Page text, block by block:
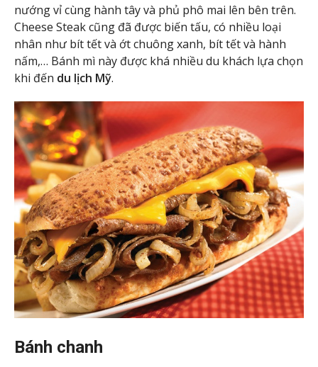
nướng vỉ cùng hành tây và phủ phô mai lên bên trên.
Cheese Steak cũng đã được biến tấu, có nhiều loại
nhân như bít tết và ớt chuông xanh, bít tết và hành
nấm,… Bánh mì này được khá nhiều du khách lựa chọn
khi đến du lịch Mỹ.
Bánh chanh